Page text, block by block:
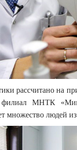
рассчитано на
филиал МНТК
множество людей